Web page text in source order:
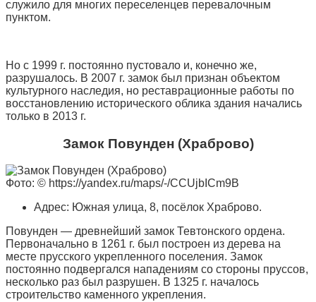
служило для многих переселенцев перевалочным
пунктом.
Но с 1999 г. постоянно пустовало и, конечно же,
разрушалось. В 2007 г. замок был признан объектом
культурного наследия, но реставрационные работы по
восстановлению исторического облика здания начались
только в 2013 г.
Замок Повунден (Храброво)
Фото: © https://yandex.ru/maps/-/CCUjbICm9B
Адрес: Южная улица, 8, посёлок Храброво.
Повунден — древнейший замок Тевтонского ордена.
Первоначально в 1261 г. был построен из дерева на
месте прусского укрепленного поселения. Замок
постоянно подвергался нападениям со стороны пруссов,
несколько раз был разрушен. В 1325 г. началось
строительство каменного укрепления.